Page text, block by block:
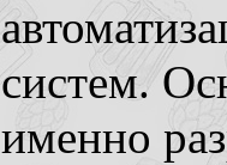
систем.
именно